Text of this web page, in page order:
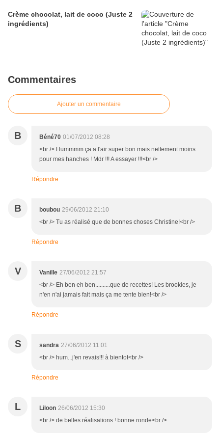
Crème chocolat, lait de coco (Juste 2
ingrédients)
Commentaires
Ajouter un commentaire
B Béné70 01/07/2012 08:28
<br /> Hummmm ça a l'air super bon mais nettement moins
pour mes hanches ! Mdr !!! A essayer !!!<br />
Répondre
B boubou 29/06/2012 21:10
<br /> Tu as réalisé que de bonnes choses Christine!<br />
Répondre
V Vanille 27/06/2012 21:57
<br /> Eh ben eh ben..........que de recettes! Les brookies, je
n'en n'ai jamais fait mais ça me tente bien!<br />
Répondre
S sandra 27/06/2012 11:01
<br /> hum...j'en revais!!! à bientot<br />
Répondre
L Liloon 26/06/2012 15:30
<br /> de belles réalisations ! bonne ronde<br />